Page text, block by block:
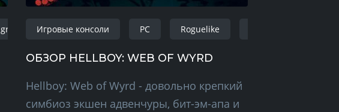
graphic adventureИгровые консоли PC Roguelike
ОБЗОР HELLBOY: WEB OF WYRD
Hellboy: Web of Wyrd - довольно крепкий
симбиоз экшен адвенчуры, бит-эм-апа и